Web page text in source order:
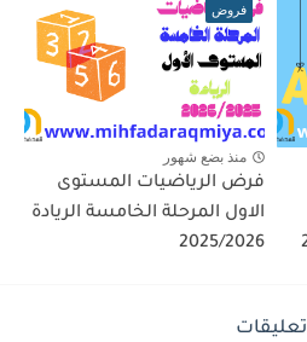
فروض
منذ بضع شهور
فرض الرياضيات المستوى
الاول المرحلة الخامسة الريادة
2025/2026
تعليقات